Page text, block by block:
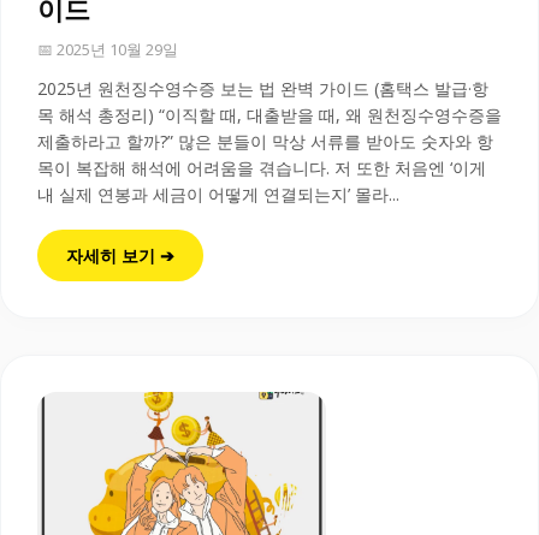
이드
📅 2025년 10월 29일
2025년 원천징수영수증 보는 법 완벽 가이드 (홈택스 발급·항
목 해석 총정리) “이직할 때, 대출받을 때, 왜 원천징수영수증을
제출하라고 할까?” 많은 분들이 막상 서류를 받아도 숫자와 항
목이 복잡해 해석에 어려움을 겪습니다. 저 또한 처음엔 ‘이게
내 실제 연봉과 세금이 어떻게 연결되는지’ 몰라...
자세히 보기 ➔